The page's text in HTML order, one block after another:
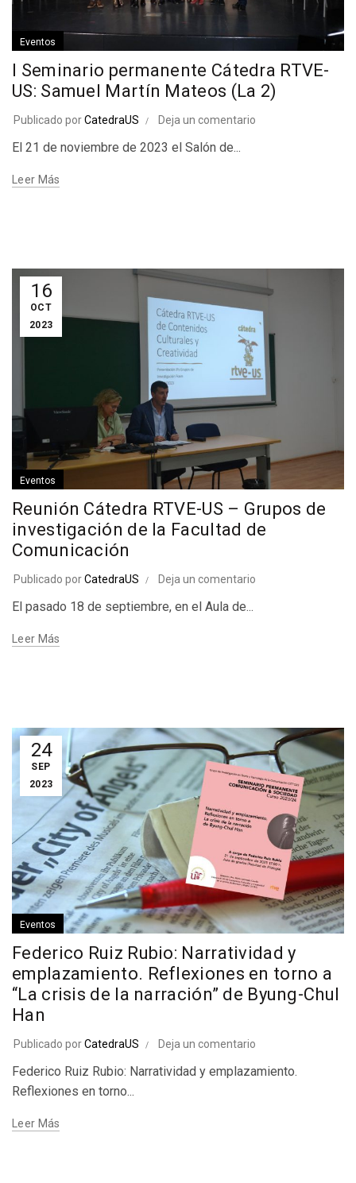
Eventos
I Seminario permanente Cátedra RTVE-
US: Samuel Martín Mateos (La 2)
Publicado porCatedraUS Deja un comentario
El 21 de noviembre de 2023 el Salón de...
Leer Más
16
OCT
2023
Eventos
Reunión Cátedra RTVE-US – Grupos de
investigación de la Facultad de
Comunicación
Publicado porCatedraUS Deja un comentario
El pasado 18 de septiembre, en el Aula de...
Leer Más
24
SEP
2023
Eventos
Federico Ruiz Rubio: Narratividad y
emplazamiento. Reflexiones en torno a
“La crisis de la narración” de Byung-Chul
Han
Publicado porCatedraUS Deja un comentario
Federico Ruiz Rubio: Narratividad y emplazamiento.
Reflexiones en torno...
Leer Más